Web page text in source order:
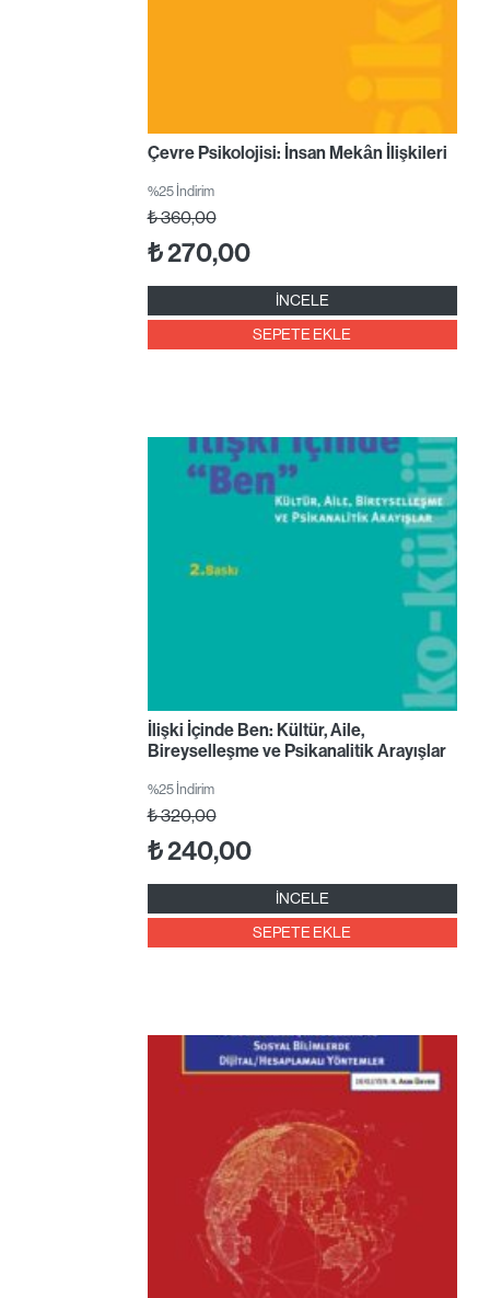
Çevre Psikolojisi: İnsan Mekân İlişkileri
%25 İndirim
₺360,00
₺270,00
İNCELE
SEPETE EKLE
İlişki İçinde Ben: Kültür, Aile,
Bireyselleşme ve Psikanalitik Arayışlar
%25 İndirim
₺320,00
₺240,00
İNCELE
SEPETE EKLE